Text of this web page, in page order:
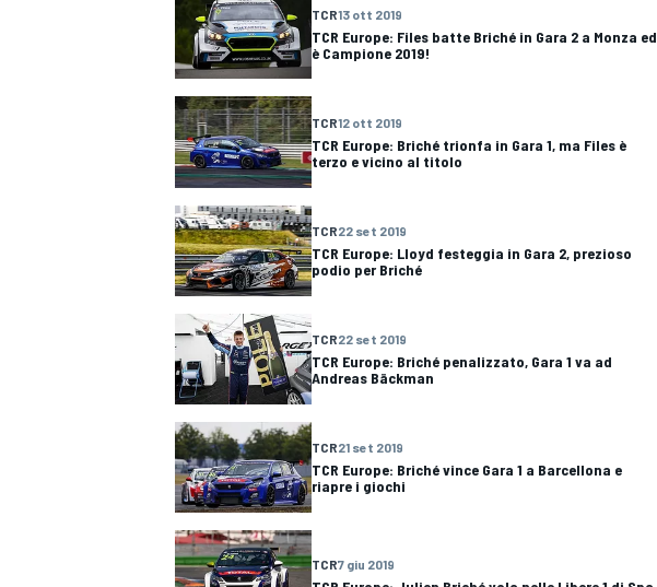
MONOPOSTO
TCR13 ott 2019
TCR Europe: Files batte Briché in Gara 2 a Monza ed
è Campione 2019!
TCR12 ott 2019
TCR Europe: Briché trionfa in Gara 1, ma Files è
terzo e vicino al titolo
TCR22 set 2019
TCR Europe: Lloyd festeggia in Gara 2, prezioso
podio per Briché
TCR22 set 2019
TCR Europe: Briché penalizzato, Gara 1 va ad
Andreas Bäckman
TCR21 set 2019
TCR Europe: Briché vince Gara 1 a Barcellona e
riapre i giochi
TCR7 giu 2019